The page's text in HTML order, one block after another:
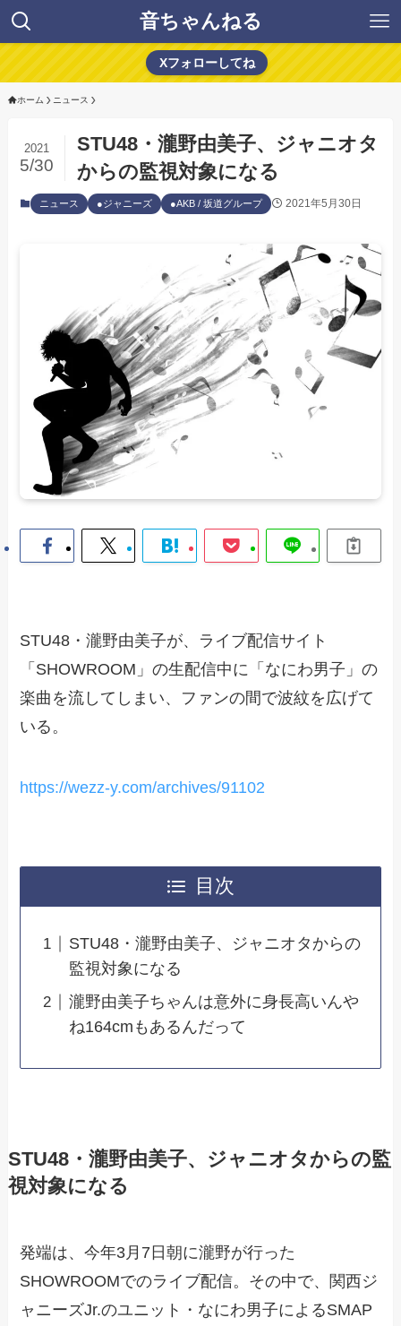
音ちゃんねる
Xフォローしてね
ホーム ニュース
STU48・瀧野由美子、ジャニオタ
からの監視対象になる
2021
5/30
ニュース ●ジャニーズ ●AKB / 坂道グループ 2021年5月30日
STU48・瀧野由美子が、ライブ配信サイト
「SHOWROOM」の生配信中に「なにわ男子」の
楽曲を流してしまい、ファンの間で波紋を広げて
いる。
https://wezz-y.com/archives/91102
目次
STU48・瀧野由美子、ジャニオタからの
監視対象になる
瀧野由美子ちゃんは意外に身長高いんや
ね164cmもあるんだって
STU48・瀧野由美子、ジャニオタからの監
視対象になる
発端は、今年3月7日朝に瀧野が行った
SHOWROOMでのライブ配信。その中で、関西ジ
ャニーズJr.のユニット・なにわ男子によるSMAP